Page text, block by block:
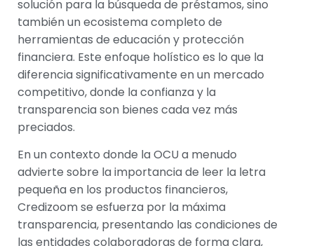
solución para la búsqueda de préstamos, sino
también un ecosistema completo de
herramientas de educación y protección
financiera. Este enfoque holístico es lo que la
diferencia significativamente en un mercado
competitivo, donde la confianza y la
transparencia son bienes cada vez más
preciados.
En un contexto donde la OCU a menudo
advierte sobre la importancia de leer la letra
pequeña en los productos financieros,
Credizoom se esfuerza por la máxima
transparencia, presentando las condiciones de
las entidades colaboradoras de forma clara,